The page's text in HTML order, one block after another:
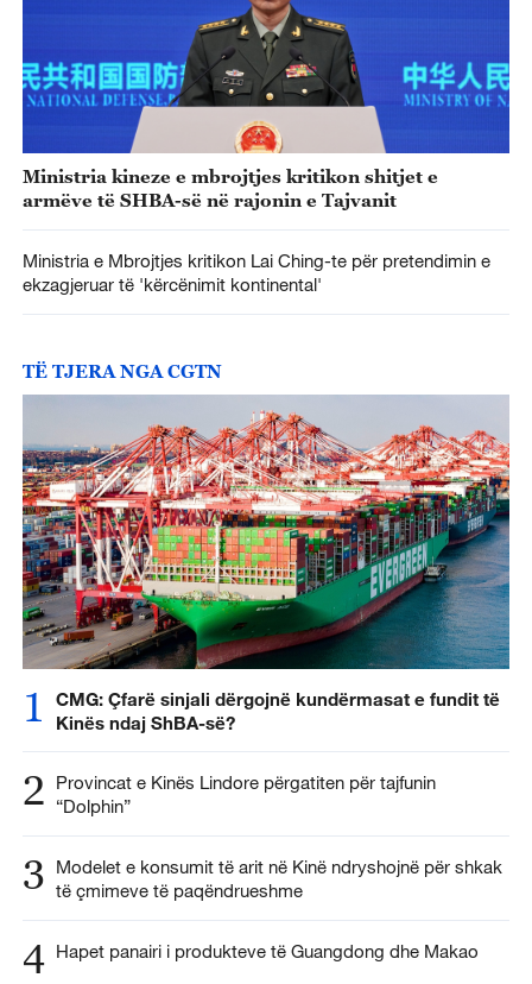
Ministria kineze e mbrojtjes kritikon shitjet e
armëve të SHBA-së në rajonin e Tajvanit
Ministria e Mbrojtjes kritikon Lai Ching-te për pretendimin e
ekzagjeruar të 'kërcënimit kontinental'
TË TJERA NGA CGTN
1
CMG: Çfarë sinjali dërgojnë kundërmasat e fundit të
Kinës ndaj ShBA-së?
2
Provincat e Kinës Lindore përgatiten për tajfunin
“Dolphin”
3
Modelet e konsumit të arit në Kinë ndryshojnë për shkak
të çmimeve të paqëndrueshme
4 Hapet panairi i produkteve të Guangdong dhe Makao